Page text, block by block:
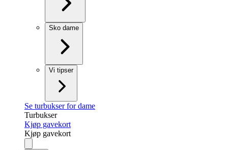
Sko dame
Vi tipser
Se turbukser for dame
Turbukser
Kjøp gavekort
Kjøp gavekort